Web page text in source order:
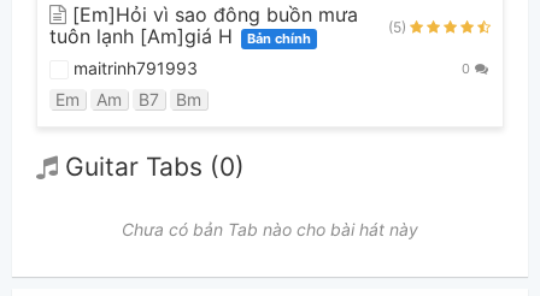
[Em]Hỏi vì sao đông buồn mưa
tuôn lạnh [Am]giá H
Bản chính
(5)
maitrinh791993 0
Em Am B7 Bm
Guitar Tabs (0)
Chưa có bản Tab nào cho bài hát này